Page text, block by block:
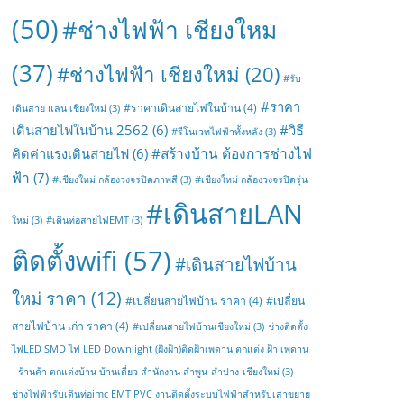
(50)#ช่างไฟฟ้า เชียงใหม
(37)#ช่างไฟฟ้า เชียงใหม่ (20) #รับ
เดินสาย แลน เชียงใหม่ (3) #ราคาเดินสายไฟในบ้าน(4) #ราคา
เดินสายไฟในบ้าน 2562 (6) #รีโนเวทไฟฟ้าทั้งหลัง (3) #วิธี
คิดค่าแรงเดินสายไฟ (6) #สร้างบ้าน ต้องการช่างไฟ
ฟ้า (7) #เชียงใหม่ กล้องวงจรปิดภาพสี (3) #เชียงใหม่ กล้องวงจรปิดรุ่น
ใหม่ (3) #เดินท่อสายไฟEMT (3) #เดินสายLAN
ติดตั้งwifi (57)#เดินสายไฟบ้าน
ใหม่ ราคา (12) #เปลี่ยนสายไฟบ้าน ราคา (4) #เปลี่ยน
สายไฟบ้าน เก่า ราคา (4) #เปลี่ยนสายไฟบ้านเชียงใหม่ (3) ช่างติดตั้ง
ไฟLED SMD ไฟ LED Downlight (ฝังฝ้า)ติดฝ้าเพดาน ตกแต่ง ฝ้า เพดาน
- ร้านค้า ตกแต่งบ้าน บ้านเดี่ยว สำนักงาน ลำพูน-ลำปาง-เชียงใหม่ (3)
ช่างไฟฟ้ารับเดินท่อimc EMT PVC งานติดตั้งระบบไฟฟ้าสำหรับเสาขยาย